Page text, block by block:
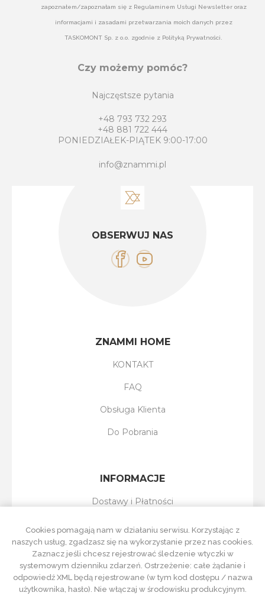
zapoznałem/zapoznałam się z Regulaminem Usługi Newsletter oraz
informacjami i zasadami przetwarzania moich danych przez
TASKOMONT Sp. z o.o. zgodnie z Polityką Prywatności.
Czy możemy pomóc?
Najczęstsze pytania
+48 793 732 293
+48 881 722 444
PONIEDZIAŁEK-PIĄTEK 9:00-17:00
info@znammi.pl
OBSERWUJ NAS
ZNAMMI HOME
KONTAKT
FAQ
Obsługa Klienta
Do Pobrania
INFORMACJE
Dostawy i Płatności
Regulamin Sklepu
Polityka Prywatności
Cookies pomagają nam w działaniu serwisu. Korzystając z
naszych usług, zgadzasz się na wykorzystanie przez nas cookies.
Zaznacz jeśli chcesz rejestrować śledzenie wtyczki w
systemowym dzienniku zdarzeń. Ostrzeżenie: całe żądanie i
odpowiedź XML będą rejestrowane (w tym kod dostępu / nazwa
użytkownika, hasło). Nie włączaj w środowisku produkcyjnym.